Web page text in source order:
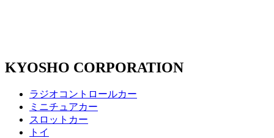
KYOSHO CORPORATION
ラジオコントロールカー
ミニチュアカー
スロットカー
トイ